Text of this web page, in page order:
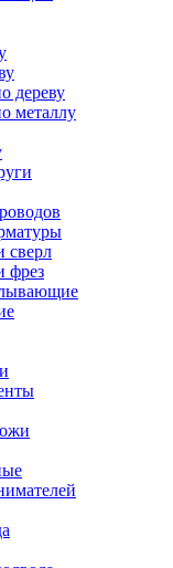
дереву
металлу
сверл
фрез